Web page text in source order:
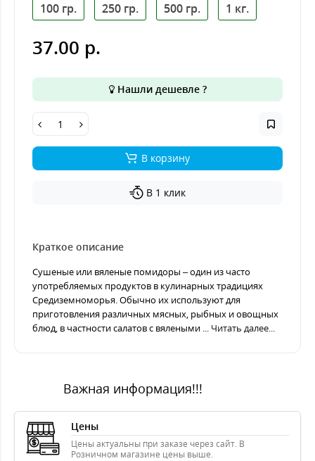
100 гр. 250 гр. 500 гр. 1 кг.
37.00 р.
Нашли дешевле ?
В корзину
В 1 клик
Краткое описание
Сушеные или вяленые помидоры – один из часто
употребляемых продуктов в кулинарных традициях
Средиземноморья. Обычно их используют для
приготовления различных мясных, рыбных и овощных
блюд, в частности салатов с вялеными ... Читать далее...
Важная информация!!!
Цены
Цены актуальны при заказе через сайт. В
Розничном магазине цены выше.